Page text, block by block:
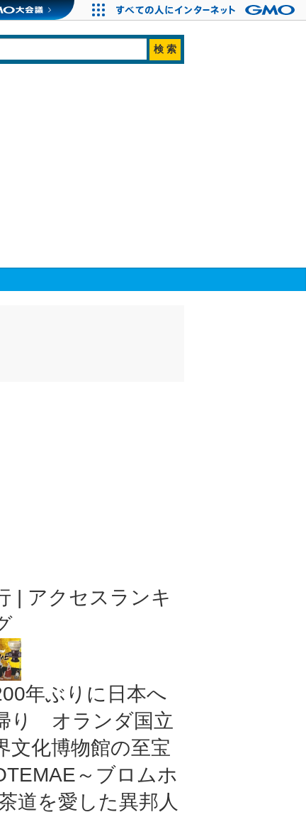
| アクセスランキ
年ぶりに日本へ
り オランダ国立
文化博物館の至宝
～ブロムホ
道を愛した異邦人